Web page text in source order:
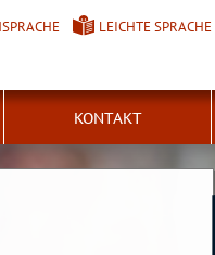
LEICHTE SPRACHE
KONTAKT